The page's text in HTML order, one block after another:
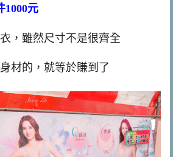
1000元
，雖然尺寸不是很齊全
材的，就等於賺到了